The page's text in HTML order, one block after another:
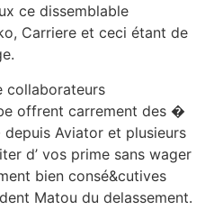
ce dissemblable
Carriere et ceci étant de
collaborateurs
offrent carrement des �
Aviator et plusieurs
d’ vos prime sans wager
bien consé&cutives
Matou du delassement.